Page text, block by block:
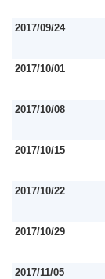
2017/09/24
2017/10/01
2017/10/08
2017/10/15
2017/10/22
2017/10/29
2017/11/05